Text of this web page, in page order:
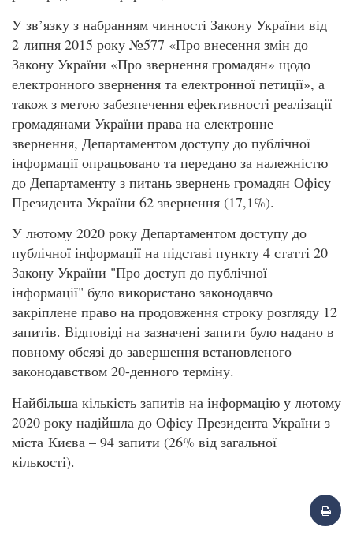
У зв’язку з набранням чинності Закону України від
2 липня 2015 року №577 «Про внесення змін до
Закону України «Про звернення громадян» щодо
електронного звернення та електронної петиції», а
також з метою забезпечення ефективності реалізації
громадянами України права на електронне
звернення, Департаментом доступу до публічної
інформації опрацьовано та передано за належністю
до Департаменту з питань звернень громадян Офісу
Президента України 62 звернення (17,1%).
У лютому 2020 року Департаментом доступу до
публічної інформації на підставі пункту 4 статті 20
Закону України "Про доступ до публічної
інформації" було використано законодавчо
закріплене право на продовження строку розгляду 12
запитів. Відповіді на зазначені запити було надано в
повному обсязі до завершення встановленого
законодавством 20-денного терміну.
Найбільша кількість запитів на інформацію у лютому
2020 року надійшла до Офісу Президента України з
міста Києва – 94 запити (26% від загальної
кількості).